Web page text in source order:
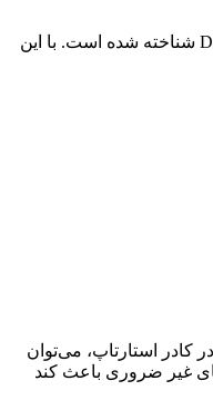
با مشاهده‌ی اولین علائم کندی سیستم، به سراغ یکپارچه‌سازی سیستم (دفرگمنت) یا “Disk Defragmenter” بروید. در ویندوز ۱۰ این قابلیت به عنوان Defragment And Optimize Drives شناخته شده است. با این
کادر استارتاپ، می‌توان
غیر ضروری باعث کند